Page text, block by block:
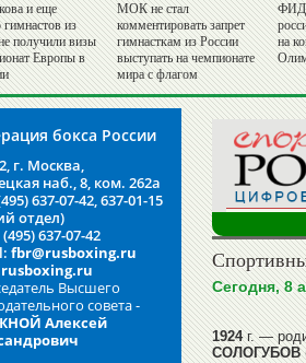
и еще
гимнастов из
получили визы
Европы в
МОК не стал
комментировать запрет
гимнасткам из России
выступать на чемпионате
мира с флагом
на
бокса России
г. Москва,
наб., 8, ком. 262а
637-07-42, 637-01-15
отдел)
637-07-42
fbr@rusboxing.ru
Высшего
совета -
Алексей
Сегодня, 8
1924г. —
СОЛОГУБОВ